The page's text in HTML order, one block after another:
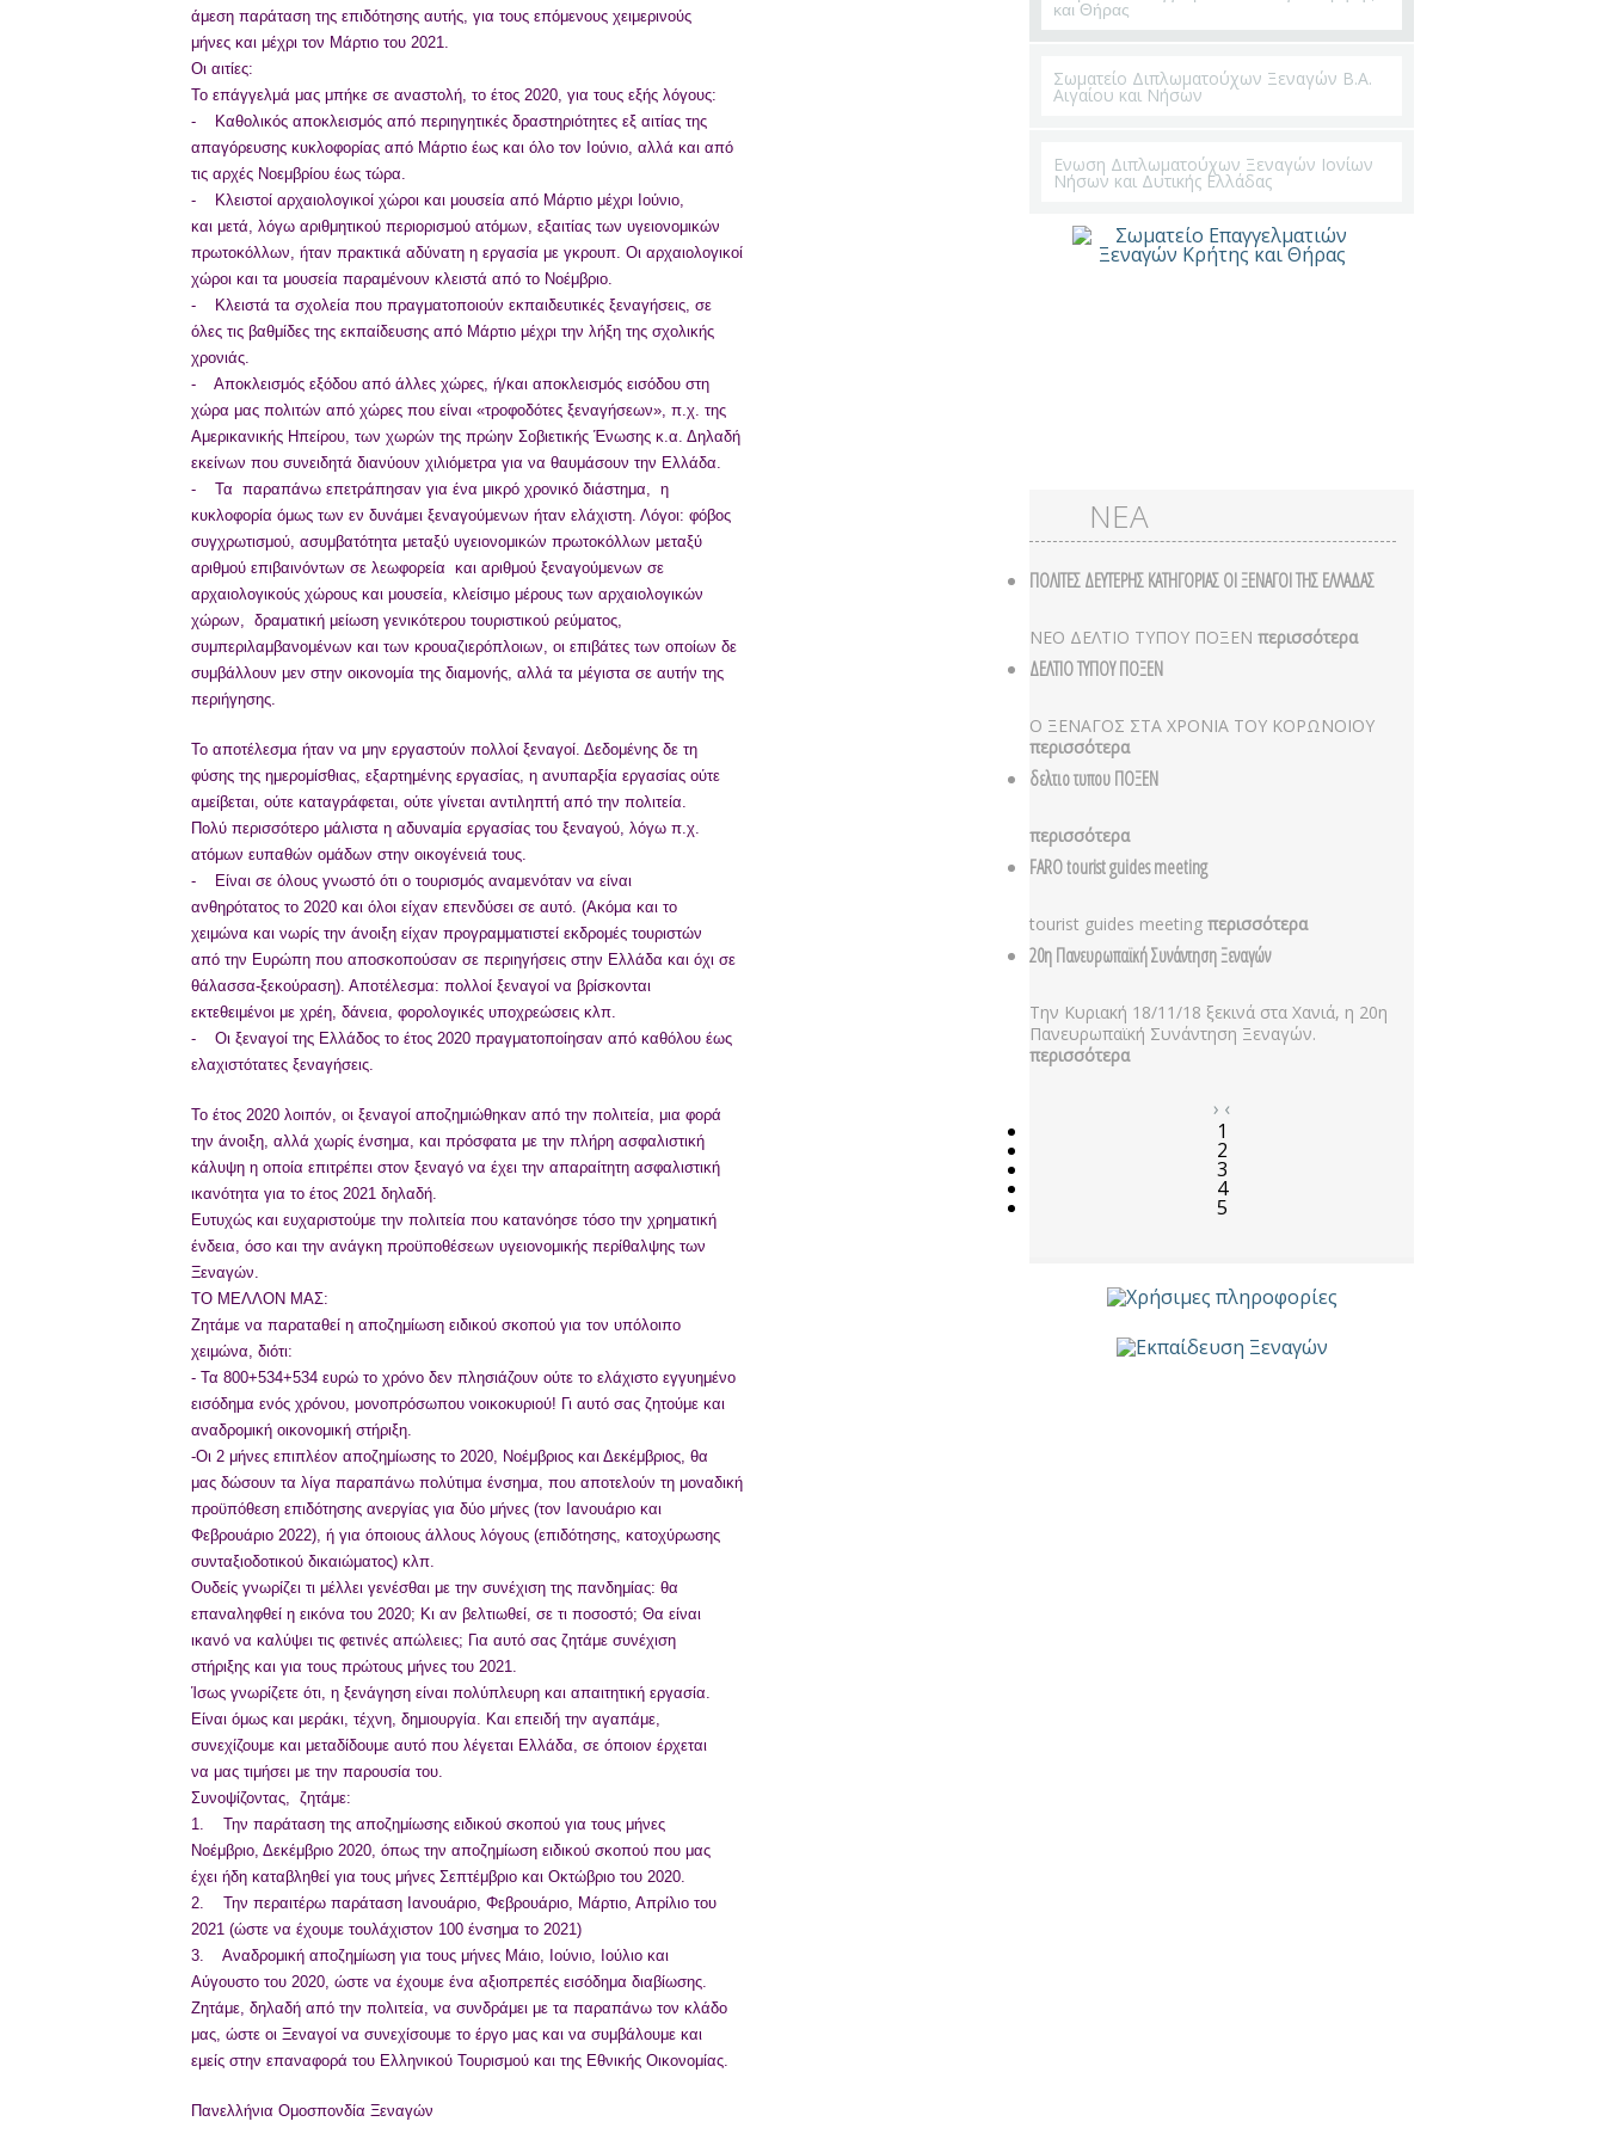
και Θήρας
Σωματείο Διπλωματούχων Ξεναγών Β.Α.
Αιγαίου και Νήσων
Ενωση Διπλωματούχων Ξεναγών Ιονίων
Νήσων και Δυτικής Ελλάδας
ΝΕΑ
ΠΟΛΙΤΕΣ ΔΕΥΤΕΡΗΣ ΚΑΤΗΓΟΡΙΑΣ ΟΙ ΞΕΝΑΓΟΙ ΤΗΣ ΕΛΛΑΔΑΣ
ΝΕΟ ΔΕΛΤΙΟ ΤΥΠΟΥ ΠΟΞΕΝ περισσότερα
ΔΕΛΤΙΟ ΤΥΠΟΥ ΠΟΞΕΝ
Ο ΞΕΝΑΓΟΣ ΣΤΑ ΧΡΟΝΙΑ ΤΟΥ ΚΟΡΩΝΟΙΟΥ
περισσότερα
δελτιο τυπου ΠΟΞΕΝ
περισσότερα
FARO tourist guides meeting
tourist guides meeting περισσότερα
20η Πανευρωπαϊκή Συνάντηση Ξεναγών
Την Κυριακή 18/11/18 ξεκινά στα Χανιά, η 20η
Πανευρωπαϊκή Συνάντηση Ξεναγών.
περισσότερα
› ‹
1
2
3
4
5
άμεση παράταση της επιδότησης αυτής, για τους επόμενους χειμερινούς
μήνες και μέχρι τον Μάρτιο του 2021.
Οι αιτίες:
Το επάγγελμά μας μπήκε σε αναστολή, το έτος 2020, για τους εξής λόγους:
- Καθολικός αποκλεισμός από περιηγητικές δραστηριότητες εξ αιτίας της
απαγόρευσης κυκλοφορίας από Μάρτιο έως και όλο τον Ιούνιο, αλλά και από
τις αρχές Νοεμβρίου έως τώρα.
- Κλειστοί αρχαιολογικοί χώροι και μουσεία από Μάρτιο μέχρι Ιούνιο,
και μετά, λόγω αριθμητικού περιορισμού ατόμων, εξαιτίας των υγειονομικών
πρωτοκόλλων, ήταν πρακτικά αδύνατη η εργασία με γκρουπ. Οι αρχαιολογικοί
χώροι και τα μουσεία παραμένουν κλειστά από το Νοέμβριο.
- Κλειστά τα σχολεία που πραγματοποιούν εκπαιδευτικές ξεναγήσεις, σε
όλες τις βαθμίδες της εκπαίδευσης από Μάρτιο μέχρι την λήξη της σχολικής
χρονιάς.
- Αποκλεισμός εξόδου από άλλες χώρες, ή/και αποκλεισμός εισόδου στη
χώρα μας πολιτών από χώρες που είναι «τροφοδότες ξεναγήσεων», π.χ. της
Αμερικανικής Ηπείρου, των χωρών της πρώην Σοβιετικής Ένωσης κ.α. Δηλαδή
εκείνων που συνειδητά διανύουν χιλιόμετρα για να θαυμάσουν την Ελλάδα.
- Τα παραπάνω επετράπησαν για ένα μικρό χρονικό διάστημα, η
κυκλοφορία όμως των εν δυνάμει ξεναγούμενων ήταν ελάχιστη. Λόγοι: φόβος
συγχρωτισμού, ασυμβατότητα μεταξύ υγειονομικών πρωτοκόλλων μεταξύ
αριθμού επιβαινόντων σε λεωφορεία και αριθμού ξεναγούμενων σε
αρχαιολογικούς χώρους και μουσεία, κλείσιμο μέρους των αρχαιολογικών
χώρων, δραματική μείωση γενικότερου τουριστικού ρεύματος,
συμπεριλαμβανομένων και των κρουαζιερόπλοιων, οι επιβάτες των οποίων δε
συμβάλλουν μεν στην οικονομία της διαμονής, αλλά τα μέγιστα σε αυτήν της
περιήγησης.
Το αποτέλεσμα ήταν να μην εργαστούν πολλοί ξεναγοί. Δεδομένης δε τη
φύσης της ημερομίσθιας, εξαρτημένης εργασίας, η ανυπαρξία εργασίας ούτε
αμείβεται, ούτε καταγράφεται, ούτε γίνεται αντιληπτή από την πολιτεία.
Πολύ περισσότερο μάλιστα η αδυναμία εργασίας του ξεναγού, λόγω π.χ.
ατόμων ευπαθών ομάδων στην οικογένειά τους.
- Είναι σε όλους γνωστό ότι ο τουρισμός αναμενόταν να είναι
ανθηρότατος το 2020 και όλοι είχαν επενδύσει σε αυτό. (Ακόμα και το
χειμώνα και νωρίς την άνοιξη είχαν προγραμματιστεί εκδρομές τουριστών
από την Ευρώπη που αποσκοπούσαν σε περιηγήσεις στην Ελλάδα και όχι σε
θάλασσα-ξεκούραση). Αποτέλεσμα: πολλοί ξεναγοί να βρίσκονται
εκτεθειμένοι με χρέη, δάνεια, φορολογικές υποχρεώσεις κλπ.
- Οι ξεναγοί της Ελλάδος το έτος 2020 πραγματοποίησαν από καθόλου έως
ελαχιστότατες ξεναγήσεις.
Το έτος 2020 λοιπόν, οι ξεναγοί αποζημιώθηκαν από την πολιτεία, μια φορά
την άνοιξη, αλλά χωρίς ένσημα, και πρόσφατα με την πλήρη ασφαλιστική
κάλυψη η οποία επιτρέπει στον ξεναγό να έχει την απαραίτητη ασφαλιστική
ικανότητα για το έτος 2021 δηλαδή.
Ευτυχώς και ευχαριστούμε την πολιτεία που κατανόησε τόσο την χρηματική
ένδεια, όσο και την ανάγκη προϋποθέσεων υγειονομικής περίθαλψης των
Ξεναγών.
ΤΟ ΜΕΛΛΟΝ ΜΑΣ:
Ζητάμε να παραταθεί η αποζημίωση ειδικού σκοπού για τον υπόλοιπο
χειμώνα, διότι:
- Τα 800+534+534 ευρώ το χρόνο δεν πλησιάζουν ούτε το ελάχιστο εγγυημένο
εισόδημα ενός χρόνου, μονοπρόσωπου νοικοκυριού! Γι αυτό σας ζητούμε και
αναδρομική οικονομική στήριξη.
-Οι 2 μήνες επιπλέον αποζημίωσης το 2020, Νοέμβριος και Δεκέμβριος, θα
μας δώσουν τα λίγα παραπάνω πολύτιμα ένσημα, που αποτελούν τη μοναδική
προϋπόθεση επιδότησης ανεργίας για δύο μήνες (τον Ιανουάριο και
Φεβρουάριο 2022), ή για όποιους άλλους λόγους (επιδότησης, κατοχύρωσης
συνταξιοδοτικού δικαιώματος) κλπ.
Ουδείς γνωρίζει τι μέλλει γενέσθαι με την συνέχιση της πανδημίας: θα
επαναληφθεί η εικόνα του 2020; Κι αν βελτιωθεί, σε τι ποσοστό; Θα είναι
ικανό να καλύψει τις φετινές απώλειες; Για αυτό σας ζητάμε συνέχιση
στήριξης και για τους πρώτους μήνες του 2021.
Ίσως γνωρίζετε ότι, η ξενάγηση είναι πολύπλευρη και απαιτητική εργασία.
Είναι όμως και μεράκι, τέχνη, δημιουργία. Και επειδή την αγαπάμε,
συνεχίζουμε και μεταδίδουμε αυτό που λέγεται Ελλάδα, σε όποιον έρχεται
να μας τιμήσει με την παρουσία του.
Συνοψίζοντας, ζητάμε:
1. Την παράταση της αποζημίωσης ειδικού σκοπού για τους μήνες
Νοέμβριο, Δεκέμβριο 2020, όπως την αποζημίωση ειδικού σκοπού που μας
έχει ήδη καταβληθεί για τους μήνες Σεπτέμβριο και Οκτώβριο του 2020.
2. Την περαιτέρω παράταση Ιανουάριο, Φεβρουάριο, Μάρτιο, Απρίλιο του
2021 (ώστε να έχουμε τουλάχιστον 100 ένσημα το 2021)
3. Αναδρομική αποζημίωση για τους μήνες Μάιο, Ιούνιο, Ιούλιο και
Αύγουστο του 2020, ώστε να έχουμε ένα αξιοπρεπές εισόδημα διαβίωσης.
Ζητάμε, δηλαδή από την πολιτεία, να συνδράμει με τα παραπάνω τον κλάδο
μας, ώστε οι Ξεναγοί να συνεχίσουμε το έργο μας και να συμβάλουμε και
εμείς στην επαναφορά του Ελληνικού Τουρισμού και της Εθνικής Οικονομίας.
Πανελλήνια Ομοσπονδία Ξεναγών